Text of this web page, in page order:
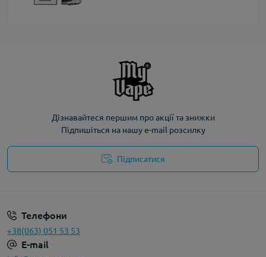
Дізнавайтеся першим про акції та знижки
Підпишіться на нашу e-mail розсилку
Підписатися
Телефони
+38(063) 051 53 53
E-mail